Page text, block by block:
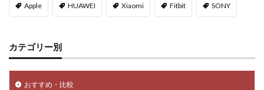
Apple HUAWEI Xiaomi Fitbit SONY
カテゴリー別
おすすめ・比較